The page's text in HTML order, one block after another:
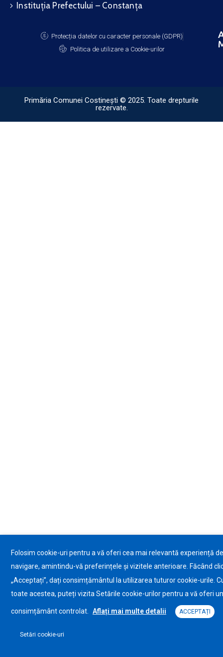
Instituția Prefectului – Constanța
Protecția datelor cu caracter personale (GDPR)
Politica de utilizare a Cookie-urilor
Primăria Comunei Costinești © 2025. Toate drepturile
rezervate.
Folosim cookie-uri pentru a vă oferi cea mai relevantă experiență de
navigare, amintindu-vă preferințele și vizitele anterioare. Făcând
„Acceptați”, dați consimțământul la utilizarea tuturor cookie-urile.
toate acestea, puteți vizita Setările cookie-urilor pentru a vă oferi un
consimțământ controlat. Aflați mai multe detalii ACCEPTAȚI
Setări cookie-uri